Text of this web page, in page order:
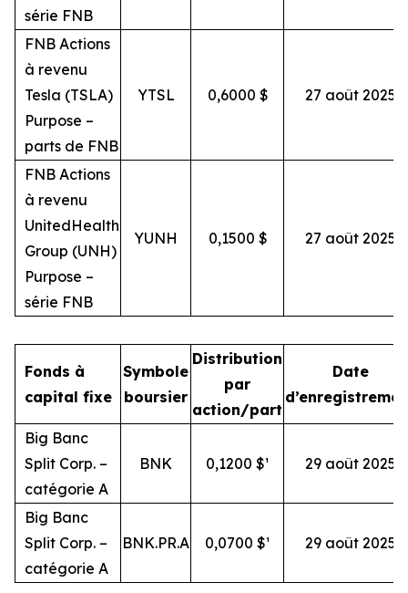
série FNB
FNB Actions
à revenu
Tesla (TSLA)
Purpose –
parts de FNB
YTSL 0,6000 $ 27 août 2025
FNB Actions
à revenu
UnitedHealth
Group (UNH)
Purpose –
série FNB
YUNH 0,1500 $ 27 août 2025
Fonds à
capital fixe
Symbole
boursier
Distribution
par
action/part
Date
Big Banc
Split Corp. –
catégorie A
BNK 0,1200 $¹ 29 août 2025
Big Banc
Split Corp. –
catégorie A
BNK.PR.A 0,0700 $¹ 29 août 2025